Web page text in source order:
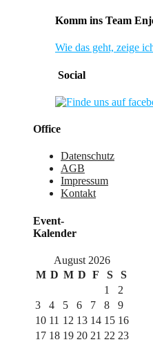
Komm ins Team
Wie das geht, zeige
Social
Office
Datenschutz
AGB
Impressum
Kontakt
Event-
Kalender
August 2026
M D M D F S
S
1
2
3
4 5 6 7 8
9
10 11 12 13 14 15 16
17 18 19 20 21 22 23